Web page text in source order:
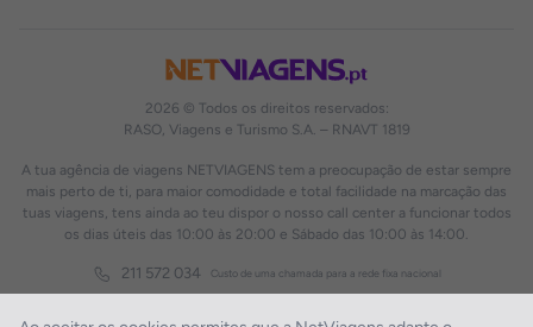
2026 © Todos os direitos reservados:
RASO, Viagens e Turismo S.A. – RNAVT 1819
A tua agência de viagens NETVIAGENS tem a preocupação de estar sempre
mais perto de ti, para maior comodidade e total facilidade na marcação das
tuas viagens, tens ainda ao teu dispor o nosso call center a funcionar todos
os dias úteis das 10:00 às 20:00 e Sábado das 10:00 às 14:00.
211 572 034 Custo de uma chamada para a rede fixa nacional